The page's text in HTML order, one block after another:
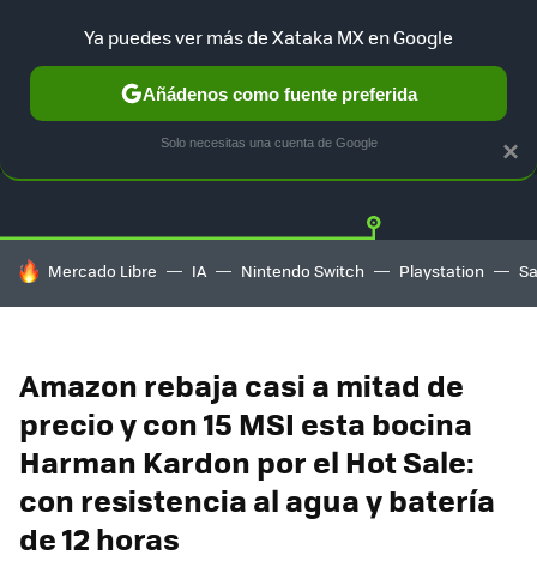
GUÍA DE COMPRAS MERCADO LIBRE
HOY SE HABLA DE
Mercado Libre IA Nintendo Switch Playstation
Amazon rebaja casi a mitad de
precio y con 15 MSI esta bocina
Harman Kardon por el Hot Sale:
con resistencia al agua y batería
de 12 horas
×
Ya puedes ver más de Xataka MX en Google
Añádenos como fuente preferida
Solo necesitas una cuenta de Google